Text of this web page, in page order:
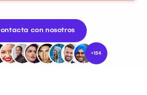
con nosotros
+154